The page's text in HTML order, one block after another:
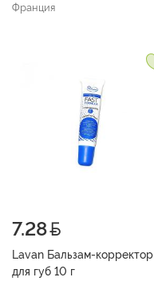
Франция
7.28
Lavan Бальзам-корректор
для губ 10 г